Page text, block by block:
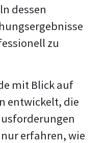
dessen
zu
mit Blick auf
entwickelt, die
erfahren, wie